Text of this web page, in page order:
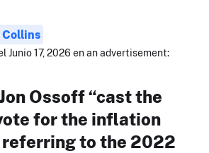
Collins
Junio 17, 2026 en an advertisement:
Ossoff “cast the
for the inflation
referring to the 2022